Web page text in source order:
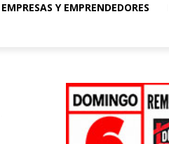
EMPRESAS Y EMPRENDEDORES